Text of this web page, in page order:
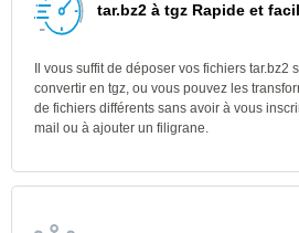
tar.bz2 à tgz Rapide et
Il vous suffit de déposer vos fichiers tar.bz2
convertir en tgz, ou vous pouvez les
de fichiers différents sans avoir à vous
mail ou à ajouter un filigrane.